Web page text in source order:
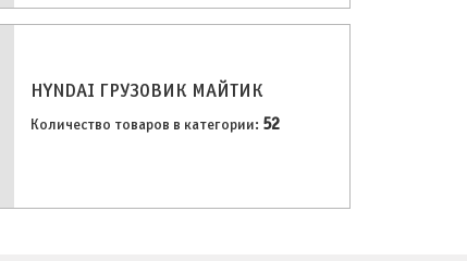
НYNDAI ГРУЗОВИК МАЙТИК
Количество товаров в категории: 52